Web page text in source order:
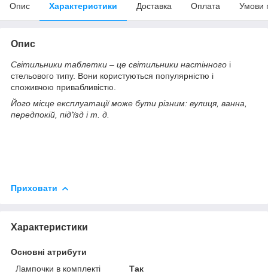
Опис Характеристики Доставка Оплата Умови
Опис
Світильники таблетки – це світильники настінного і
стельового типу. Вони користуються популярністю і
споживчою привабливістю.
Його місце експлуатації може бути різним: вулиця, ванна,
передпокій, під'їзд і т. д.
Приховати
Характеристики
Основні атрибути
Лампочки в комплекті
Так